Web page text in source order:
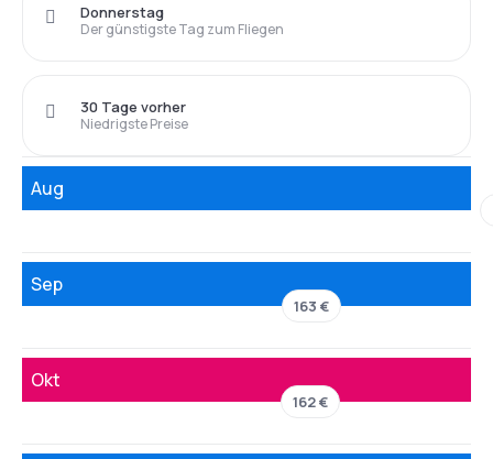
Der günstigste Tag zum Fliegen
Donnerstag
Niedrigste Preise
30 Tage vorher
Aug
Sep
163 €
Okt
162 €